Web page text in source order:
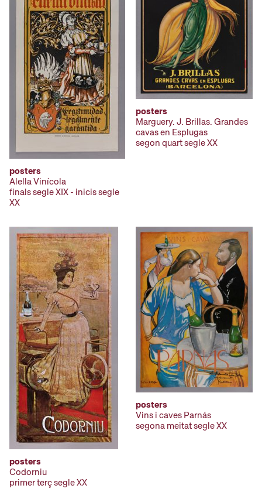
posters
Alella Vinícola
finals segle XIX - inicis segle
XX
posters
Marguery. J. Brillas. Grandes
cavas en Esplugas
segon quart segle XX
posters
Codorniu
primer terç segle XX
posters
Vins i caves Parnás
segona meitat segle XX